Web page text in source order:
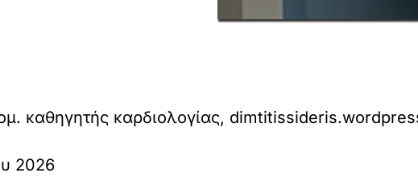
καθηγητής καρδιολογίας, dimtitissideris.
2026